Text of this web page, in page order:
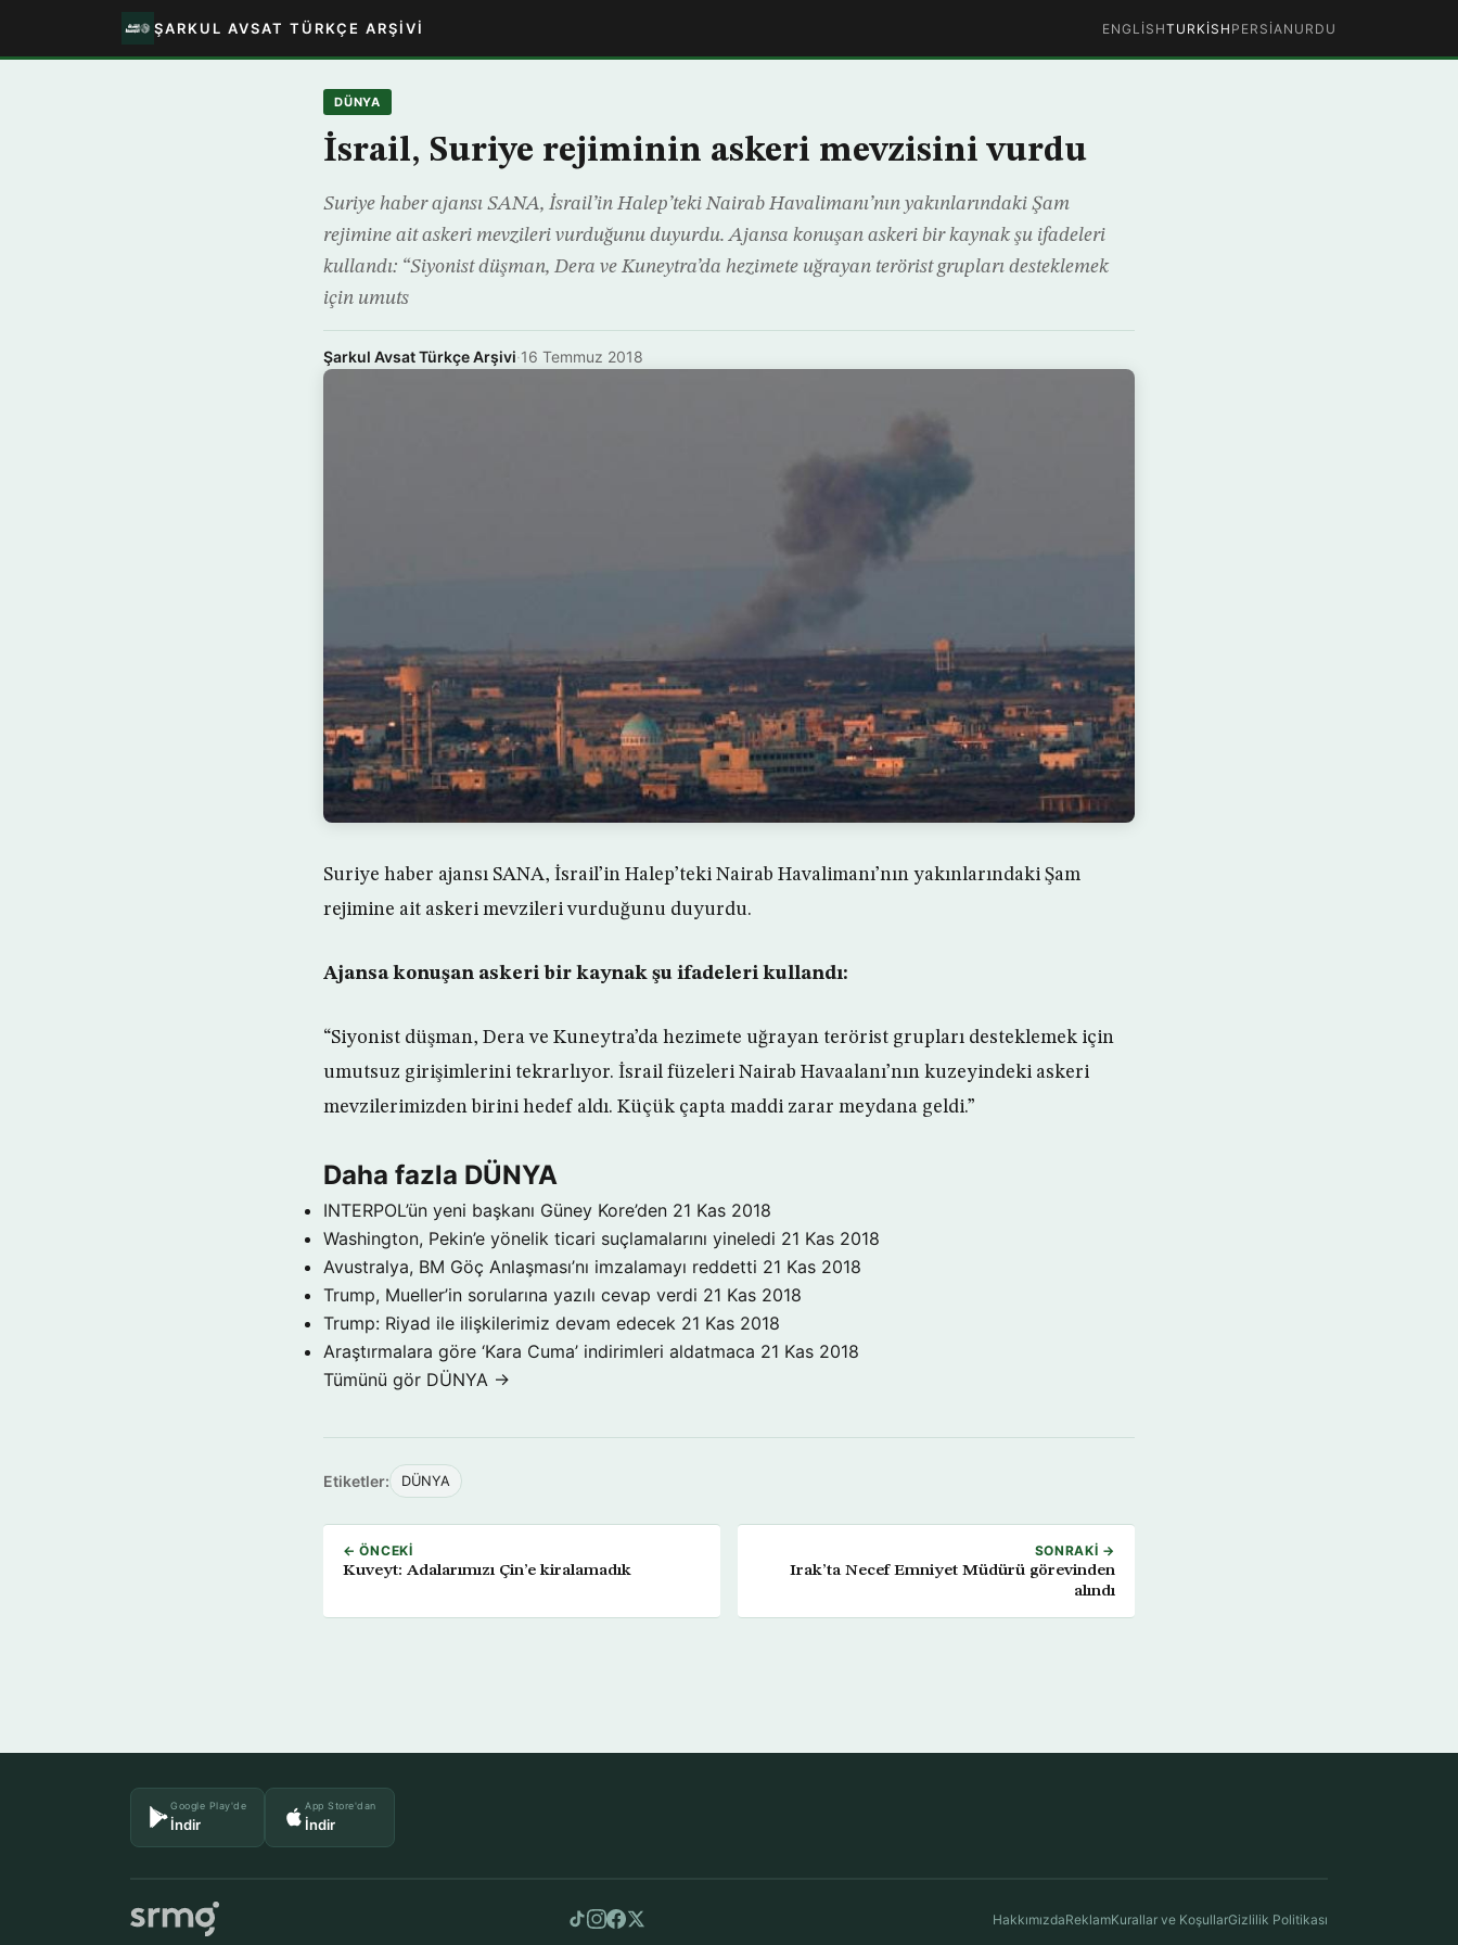
ŞARKUL AVSAT TÜRKÇE ARŞIVI ENGLISHTURKISH PERSIAN URDU
DÜNYA
İsrail, Suriye rejiminin askeri mevzisini vurdu
Suriye haber ajansı SANA, İsrail’in Halep’teki Nairab Havalimanı’nın yakınlarındaki Şam
rejimine ait askeri mevzileri vurduğunu duyurdu. Ajansa konuşan askeri bir kaynak şu ifadeleri
kullandı: “Siyonist düşman, Dera ve Kuneytra’da hezimete uğrayan terörist grupları desteklemek
için umuts
Şarkul Avsat Türkçe Arşivi·16 Temmuz 2018
Suriye haber ajansı SANA, İsrail’in Halep’teki Nairab Havalimanı’nın yakınlarındaki Şam
rejimine ait askeri mevzileri vurduğunu duyurdu.
Ajansa konuşan askeri bir kaynak şu ifadeleri kullandı:
“Siyonist düşman, Dera ve Kuneytra’da hezimete uğrayan terörist grupları desteklemek için
umutsuz girişimlerini tekrarlıyor. İsrail füzeleri Nairab Havaalanı’nın kuzeyindeki askeri
mevzilerimizden birini hedef aldı. Küçük çapta maddi zarar meydana geldi.”
Daha fazla DÜNYA
INTERPOL’ün yeni başkanı Güney Kore’den 21 Kas 2018
Washington, Pekin’e yönelik ticari suçlamalarını yineledi 21 Kas 2018
Avustralya, BM Göç Anlaşması’nı imzalamayı reddetti 21 Kas 2018
Trump, Mueller’in sorularına yazılı cevap verdi 21 Kas 2018
Trump: Riyad ile ilişkilerimiz devam edecek 21 Kas 2018
Araştırmalara göre ‘Kara Cuma’ indirimleri aldatmaca 21 Kas 2018
Tümünü gör DÜNYA →
Etiketler: DÜNYA
← ÖNCEKI
Kuveyt: Adalarımızı Çin’e kiralamadık
SONRAKI →
Irak’ta Necef Emniyet Müdürü görevinden
alındı
Google Play'de
İndir
App Store'dan
İndir
HakkımızdaReklamKurallar ve KoşullarGizlilik Politikası